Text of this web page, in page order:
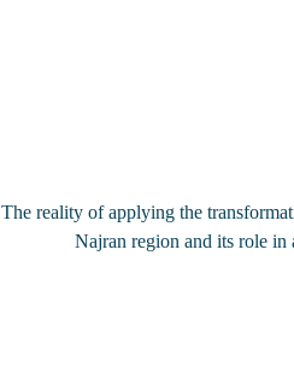
The reality of applying the
Najran region and its role in